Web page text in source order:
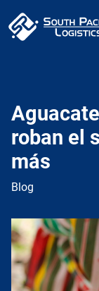
roban el
más
Blog